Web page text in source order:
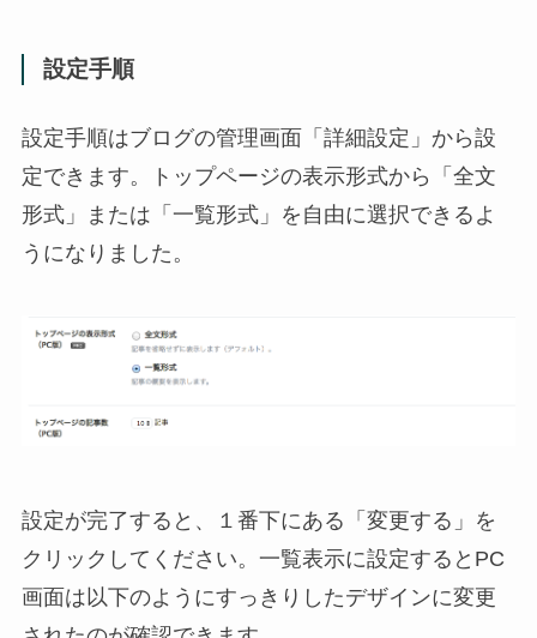
設定手順
設定手順はブログの管理画面「詳細設定」から設
定できます。トップページの表示形式から「全文
形式」または「一覧形式」を自由に選択できるよ
うになりました。
設定が完了すると、１番下にある「変更する」を
クリックしてください。一覧表示に設定するとPC
画面は以下のようにすっきりしたデザインに変更